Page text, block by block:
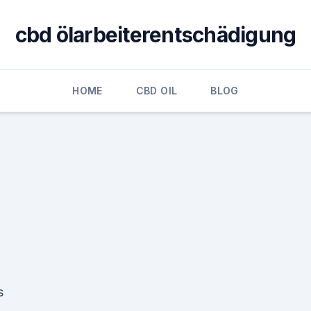
cbd ölarbeiterentschädigung
HOME CBD OIL BLOG